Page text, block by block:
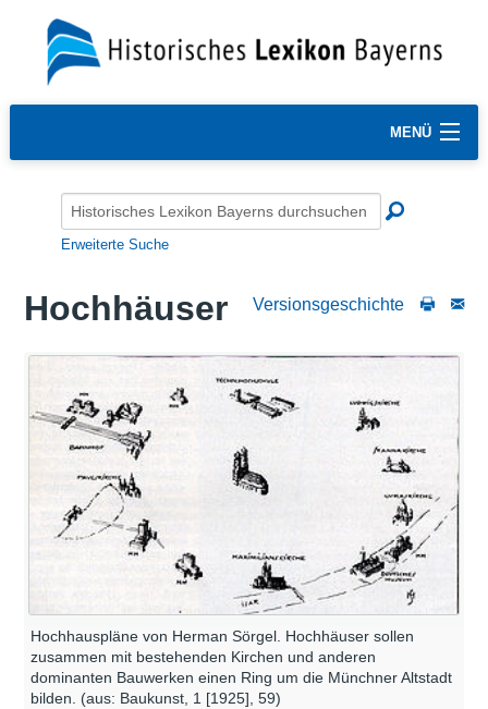
MENÜ
Erweiterte Suche
Versionsgeschichte
Hochhäuser
Hochhauspläne von Herman Sörgel. Hochhäuser sollen
zusammen mit bestehenden Kirchen und anderen
dominanten Bauwerken einen Ring um die Münchner Altstadt
bilden. (aus: Baukunst, 1 [1925], 59)